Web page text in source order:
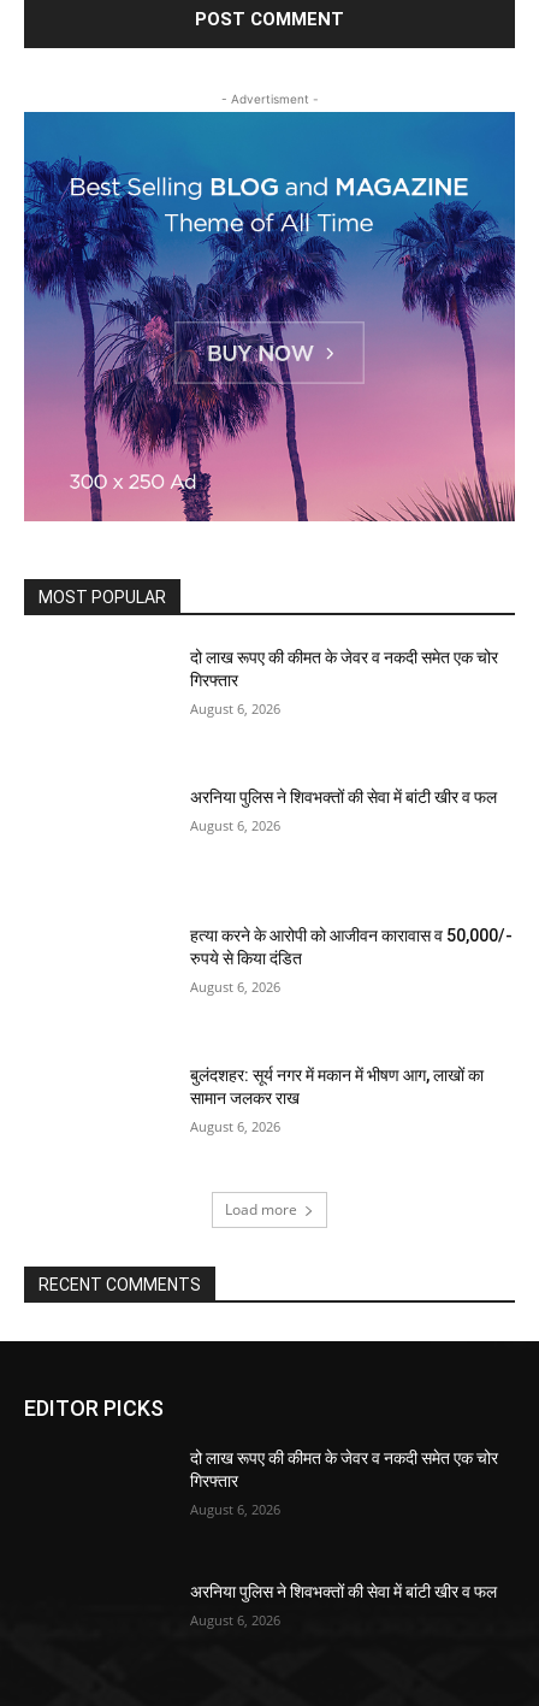
- Advertisment -
MOST POPULAR
दो लाख रूपए की कीमत के जेवर व नकदी समेत एक चोर
गिरफ्तार
August 6, 2026
अरनिया पुलिस ने शिवभक्तों की सेवा में बांटी खीर व फल
August 6, 2026
हत्या करने के आरोपी को आजीवन कारावास व 50,000/-
रुपये से किया दंडित
August 6, 2026
बुलंदशहर: सूर्य नगर में मकान में भीषण आग, लाखों का
सामान जलकर राख
August 6, 2026
Load more
RECENT COMMENTS
EDITOR PICKS
दो लाख रूपए की कीमत के जेवर व नकदी समेत एक चोर
गिरफ्तार
August 6, 2026
अरनिया पुलिस ने शिवभक्तों की सेवा में बांटी खीर व फल
August 6, 2026